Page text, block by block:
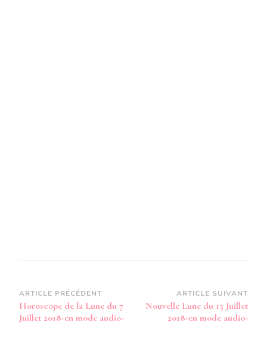
Navigation
d’article
ARTICLE PRÉCÉDENT
Horoscope de la Lune du 7
Juillet 2018-en mode audio-
ARTICLE SUIVANT
Nouvelle Lune du 13 Juillet
2018-en mode audio-